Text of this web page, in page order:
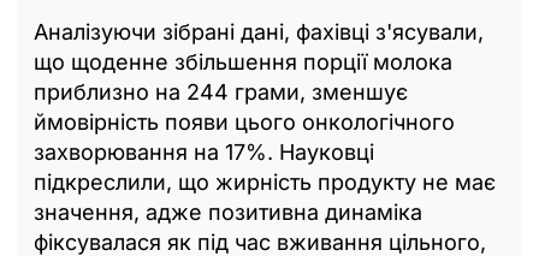
Аналізуючи зібрані дані, фахівці з'ясували,
що щоденне збільшення порції молока
приблизно на 244 грами, зменшує
ймовірність появи цього онкологічного
захворювання на 17%. Науковці
підкреслили, що жирність продукту не має
значення, адже позитивна динаміка
фіксувалася як під час вживання цільного,